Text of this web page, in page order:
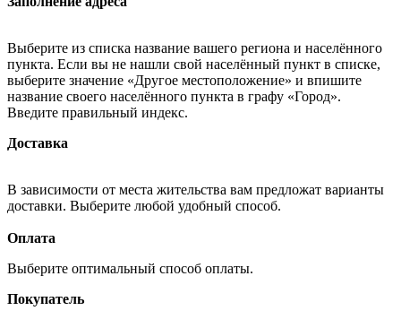
Выберите из списка название вашего региона и населённого
пункта. Если вы не нашли свой населённый пункт в списке,
выберите значение «Другое местоположение» и впишите
название своего населённого пункта в графу «Город».
Введите правильный индекс.
Доставка
В зависимости от места жительства вам предложат варианты
доставки. Выберите любой удобный способ.
Оплата
Выберите оптимальный способ оплаты.
Покупатель